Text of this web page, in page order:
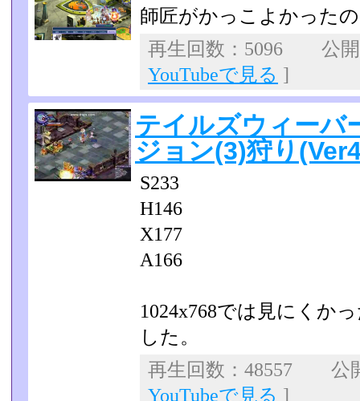
師匠がかっこよかった
再生回数：5096 公
YouTubeで見る ]
テイルズウィー
ジョン(3)狩り
S233
H146
X177
A166
1024x768では見にくか
した。
再生回数：48557
YouTubeで見る ]